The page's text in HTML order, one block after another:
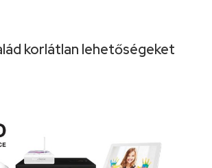
korlátlan lehetőségeket